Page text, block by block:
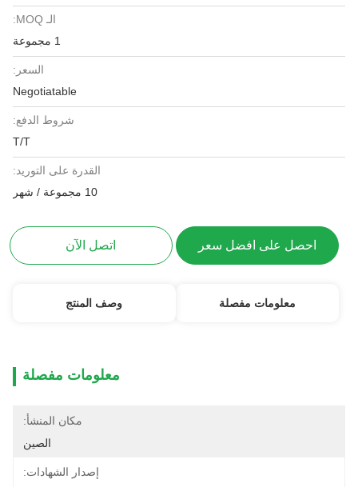
الـ MOQ:
السعر:
Negotiatable
شروط الدفع:
T/T
القدرة على التوريد:
10 مجموعة / شهر
احصل على افضل سعر اتصل الآن
معلومات مفصلة وصف المنتج
معلومات مفصلة
مكان المنشأ:
الصين
إصدار الشهادات: